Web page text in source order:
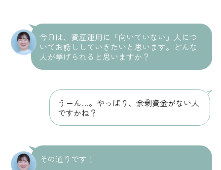
今日は、資産運用に「向いていない」人につ
いてお話ししていきたいと思います。どんな
人が挙げられると思いますか？
うーん…。やっぱり、余剰資金がない人
ですかね？
その通りです！